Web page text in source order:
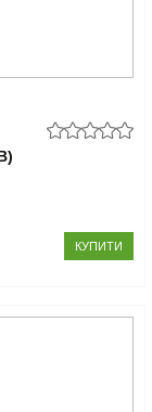
КУПИТИ